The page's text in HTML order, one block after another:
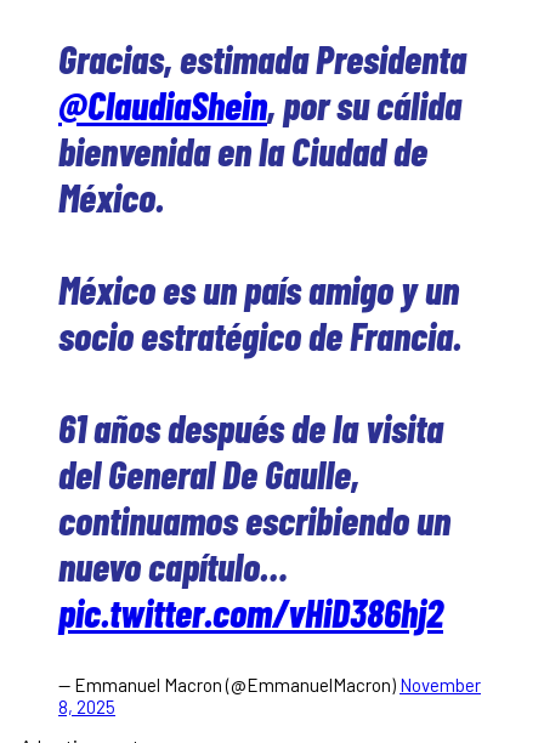
Gracias, estimada Presidenta
@ClaudiaShein, por su cálida
bienvenida en la Ciudad de
México.
México es un país amigo y un
socio estratégico de Francia.
61 años después de la visita
del General De Gaulle,
continuamos escribiendo un
nuevo capítulo…
pic.twitter.com/vHiD386hj2
— Emmanuel Macron (@EmmanuelMacron) November
8, 2025